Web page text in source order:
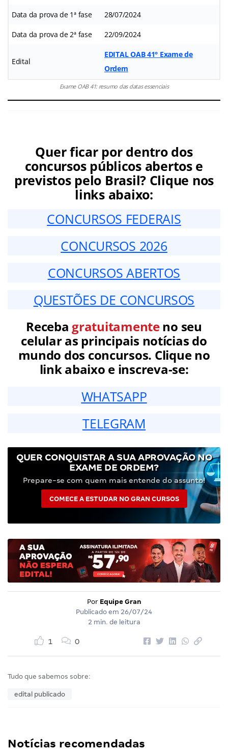
Data da prova de 1ª fase 28/07/2024
Data da prova de 2ª fase 22/09/2024
Edital
EDITAL OAB 41° Exame de
Ordem
Exame OAB 41: resumo das datas essenciais
Quer ficar por dentro dos
concursos públicos abertos e
previstos pelo Brasil? Clique nos
links abaixo:
CONCURSOS FEDERAIS
CONCURSOS 2026
CONCURSOS ABERTOS
QUESTÕES DE CONCURSOS
Receba gratuitamenteno seu
celular as principais notícias do
mundo dos concursos. Clique no
link abaixo e inscreva-se:
WHATSAPP
TELEGRAM
QUER CONQUISTAR A SUA APROVAÇÃO NO
EXAME DE ORDEM?
Prepare-se com quem mais entende do assunto!
COMECE A ESTUDAR NO GRAN CURSOS
Por Equipe Gran
Publicado em 26/07/24
2 min. de leitura
1 0
Tudo que sabemos sobre:
edital publicado
Notícias recomendadas